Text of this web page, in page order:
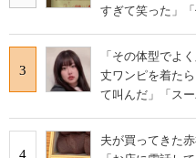
すぎて笑った」「
3
「その体型でよ
丈ワンピを着た
て叫んだ」「スー
4
夫が買ってきた